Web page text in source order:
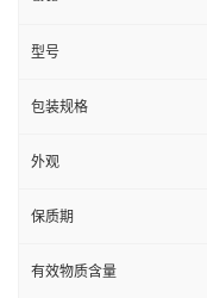
型号
包装规格
外观
保质期
有效物质含量